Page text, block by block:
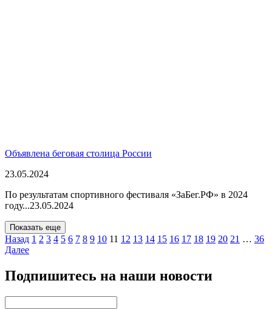
Объявлена беговая столица России
23.05.2024
По результатам спортивного фестиваля «ЗаБег.РФ» в 2024
году...23.05.2024
Показать еще
Назад 1 2 3 4 5 6 7 8 9 10 11 12 13 14 15 16 17 18 19 20 21 … 36
Далее
Подпишитесь на наши новости